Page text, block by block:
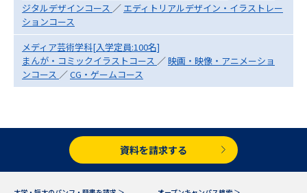
高等学校（情報）教員資格認定
試験
大学で学べる内容や特徴を調べる
集
ジタルデザインコース ／ エディトリアルデザイン・イラストレー
ションコース
メディア芸術学科[入学定員:100名]
まんが・コミックイラストコース ／ 映画・映像・アニメーショ
ンコース ／CG・ゲームコース
資料を請求する